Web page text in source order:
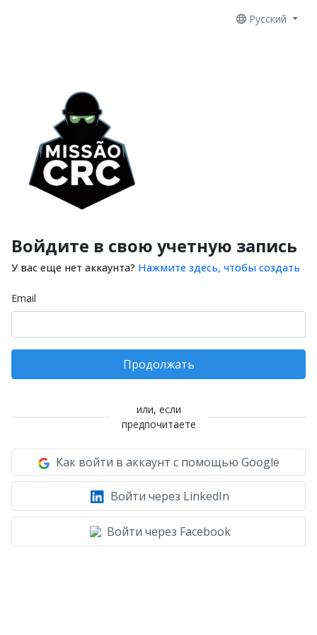
Русский
Войдите в свою учетную запись
У вас еще нет аккаунта? Нажмите здесь, чтобы создать
Email
Продолжать
или, если
предпочитаете
Как войти в аккаунт с помощью Google
Войти через LinkedIn
Войти через Facebook